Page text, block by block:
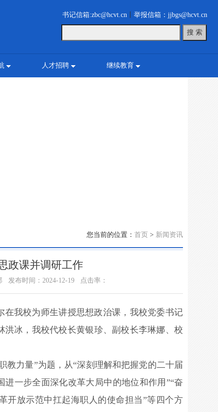
书记信箱:zbc@hcvt.cn 举报信箱：jjbgs@hcvt.cn
人才招聘 继续教育
您当前的位置： 首页 > 新闻资讯
政课并调研工作
发布时间：2024-12-19 点击率：
我校为师生讲授思想政治课，我校党委书记
冰，我校代校长黄银珍、副校长李琳娜、校
教力量”为题，从“深刻理解和把握党的二十届
一步全面深化改革大局中的地位和作用”“奋
开放示范中扛起海职人的使命担当”等四个方